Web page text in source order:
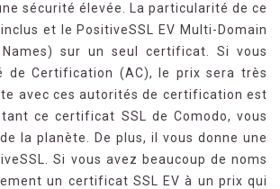
sécurité élevée. La particularité de ce
et le PositiveSSL EV Multi-Domain
Names) sur un seul certificat. Si vous
de Certification (AC), le prix sera très
avec ces autorités de certification est
ce certificat SSL de Comodo, vous
la planète. De plus, il vous donne une
Si vous avez beaucoup de noms
un certificat SSL EV à un prix qui